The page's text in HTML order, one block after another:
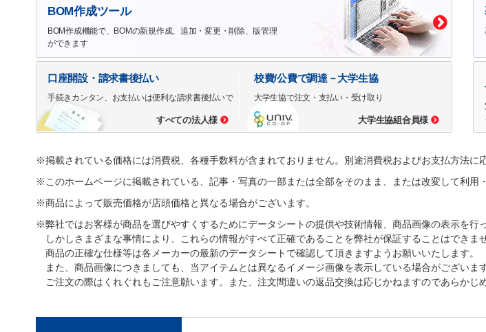
BOM作成ツール
BOM作成機能で、BOMの新規作成、追加・変更・削除、版管理
ができます
口座開設・請求書後払い
手続きカンタン、お支払いは便利な請求書後払いで
すべての法人様
校費/公費で調達－大学生協
大学生協で注文・支払い・受け取り
大学生協組合員様
※掲載されている価格には消費税、各種手数料が含まれておりません。別途消費税およびお支払方法に
※このホームページに掲載されている、記事・写真の一部または全部をそのまま、または改変して利用
※商品によって販売価格が店頭価格と異なる場合がございます。
※弊社ではお客様が商品を選びやすくするためにデータシートの提供や技術情報、商品画像の表示を行
しかしさまざまな事情により、これらの情報がすべて正確であることを弊社が保証することはできませ
商品の正確な仕様等は各メーカーの最新のデータシートで確認して頂きますようお願いいたします。
また、商品画像につきましても、当アイテムとは異なるイメージ画像を表示している場合がございます
ご注文の際はくれぐれもご注意願います。また、注文間違いの返品交換は応じかねますのであらかじ